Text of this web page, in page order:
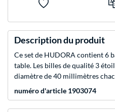
Description du produit
Ce set de HUDORA contient 6
table. Les billes de qualité 3
diamètre de 40 millimètres
numéro d'article 1903074